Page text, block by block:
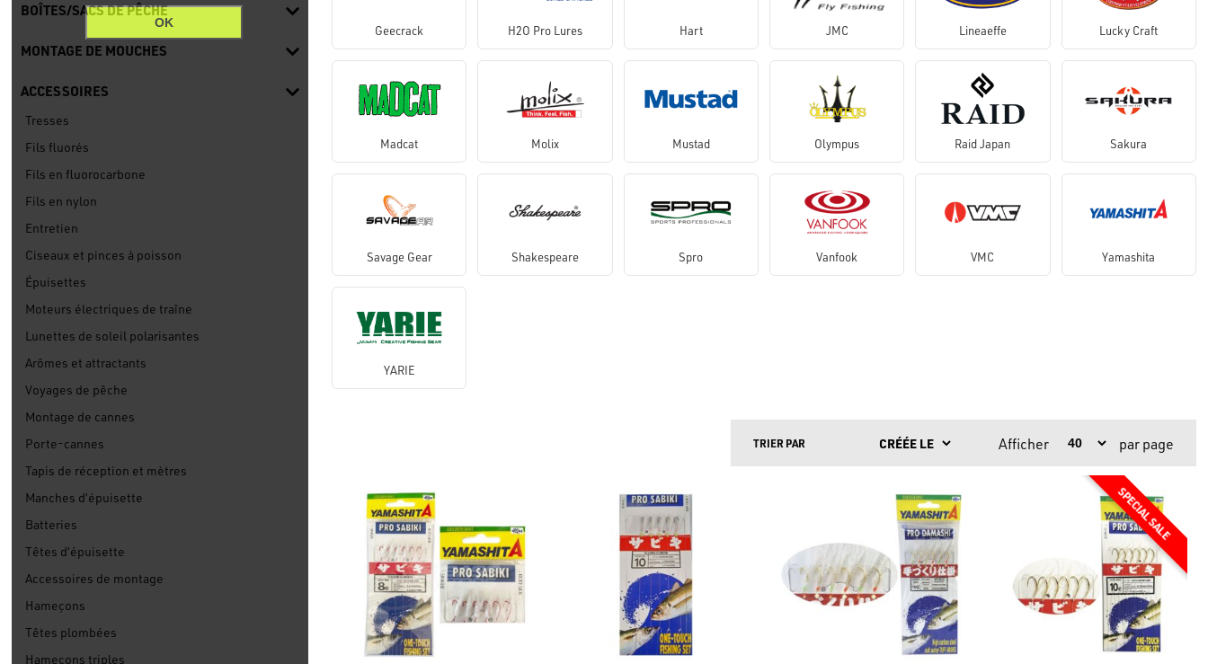
OK
BOÎTES/SACS DE PÊCHE
MONTAGE DE MOUCHES
ACCESSOIRES
Tresses
Fils fluorés
Fils en fluorocarbone
Fils en nylon
Entretien
Ciseaux et pinces à poisson
Épuisettes
Moteurs électriques de traîne
Lunettes de soleil polarisantes
Arômes et attractants
Voyages de pêche
Montage de cannes
Porte-cannes
Tapis de réception et mètres
Manches d’épuisette
Batteries
Têtes d’épuisette
Accessoires de montage
Hameçons
Têtes plombées
Hameçons triples
Geecrack H2O Pro Lures Hart JMC Lineaeffe Lucky Craft
Madcat Molix Mustad Olympus Raid Japan Sakura
Savage Gear Shakespeare Spro Vanfook VMC Yamashita
YARIE
TRIER PAR Afficher par page